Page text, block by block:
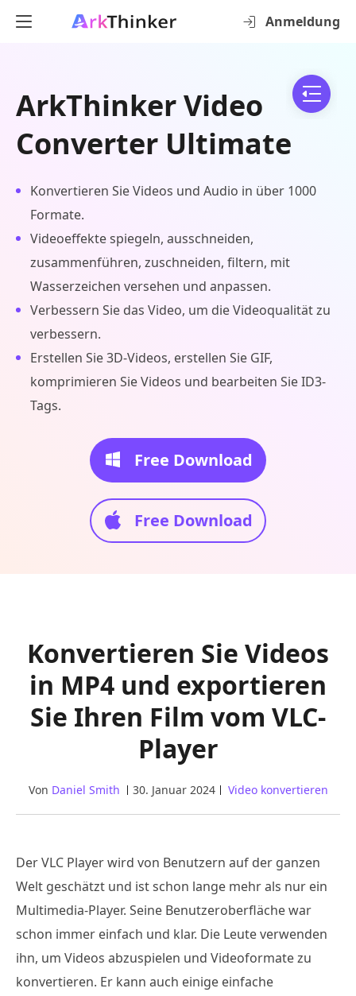
Anmeldung
ArkThinker Video
Converter Ultimate
Konvertieren Sie Videos und Audio in über 1000
Formate.
Videoeffekte spiegeln, ausschneiden,
zusammenführen, zuschneiden, filtern, mit
Wasserzeichen versehen und anpassen.
Verbessern Sie das Video, um die Videoqualität zu
verbessern.
Erstellen Sie 3D-Videos, erstellen Sie GIF,
komprimieren Sie Videos und bearbeiten Sie ID3-
Tags.
Free Download
Free Download
Konvertieren Sie Videos
in MP4 und exportieren
Sie Ihren Film vom VLC-
Player
Von Daniel Smith 30. Januar 2024 Video konvertieren
Der VLC Player wird von Benutzern auf der ganzen
Welt geschätzt und ist schon lange mehr als nur ein
Multimedia-Player. Seine Benutzeroberfläche war
schon immer einfach und klar. Die Leute verwenden
ihn, um Videos abzuspielen und Videoformate zu
konvertieren. Er kann auch einige einfache